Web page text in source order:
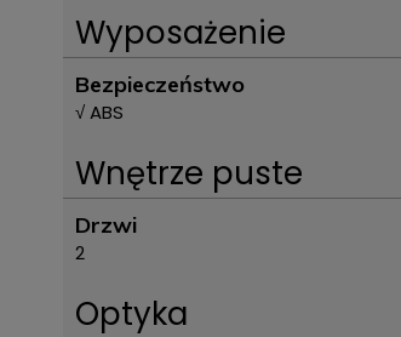
Wyposażenie
Bezpieczeństwo
√ ABS
Wnętrze puste
Drzwi
2
Optyka